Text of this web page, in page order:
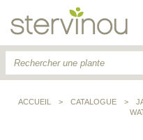
ACCUEIL > CATALOGUE >